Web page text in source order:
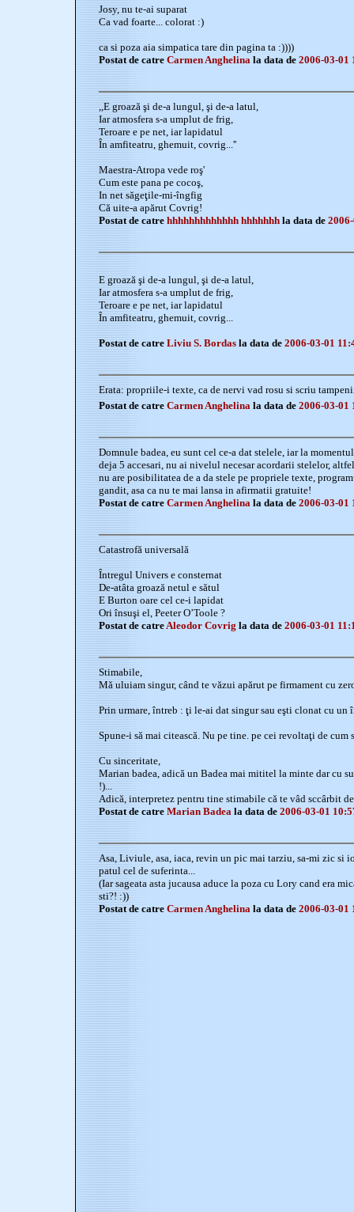
Josy, nu te-ai suparat
Ca vad foarte... colorat :)
ca si poza aia simpatica tare din pagina ta :))))
Postat de catre Carmen Anghelina la data de 2006-03-01
,,E groază şi de-a lungul, şi de-a latul,
Iar atmosfera s-a umplut de frig,
Teroare e pe net, iar lapidatul
În amfiteatru, ghemuit, covrig...''
Maestra-Atropa vede roş'
Cum este pana pe cocoş,
In net săgeţile-mi-îngfig
Că uite-a apărut Covrig!
Postat de catre hhhhhhhhhhhhh hhhhhhh la data de
E groază şi de-a lungul, şi de-a latul,
Iar atmosfera s-a umplut de frig,
Teroare e pe net, iar lapidatul
În amfiteatru, ghemuit, covrig...
Postat de catre Liviu S. Bordas la data de 2006-03-01
Erata: propriile-i texte, ca de nervi vad rosu si scriu
Postat de catre Carmen Anghelina la data de 2006-03-01
Domnule badea, eu sunt cel ce-a dat stelele, iar la
deja 5 accesari, nu ai nivelul necesar acordarii stelelor,
nu are posibilitatea de a da stele pe propriele texte,
gandit, asa ca nu te mai lansa in afirmatii gratuite!
Postat de catre Carmen Anghelina la data de 2006-03-01
Catastrofă universală
Întregul Univers e consternat
De-atâta groază netul e sătul
E Burton oare cel ce-i lapidat
Ori însuşi el, Peeter O’Toole ?
Postat de catreAleodor Covrig la data de 2006-03-01
Stimabile,
Mă uluiam singur, când te văzui apărut pe firmament cu
Prin urmare, întreb : ţi le-ai dat singur sau eşti clonat cu un
Spune-i să mai citească. Nu pe tine. pe cei revoltaţi de cum
Cu sinceritate,
Marian badea, adică un Badea mai mititel la minte dar cu
!)...
Adică, interpretez pentru tine stimabile că te vâd sccârbit
Postat de catre Marian Badea la data de 2006-03-01
Asa, Liviule, asa, iaca, revin un pic mai tarziu, sa-mi zic si
patul cel de suferinta...
(Iar sageata asta jucausa aduce la poza cu Lory cand era
sti?! :))
Postat de catre Carmen Anghelina la data de 2006-03-01